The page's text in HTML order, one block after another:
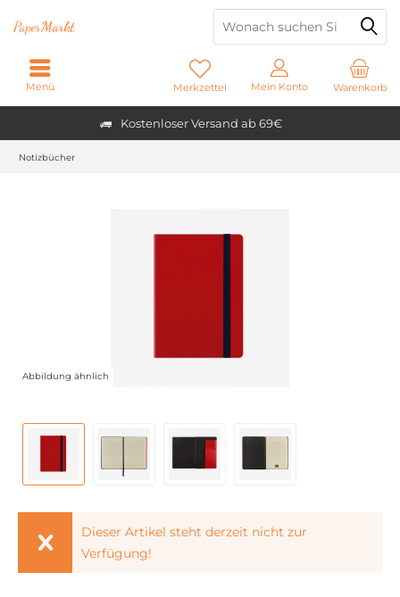
Kostenloser Versand ab 69€
PaperMarkt
Warenkorb
Merkzettel Mein Konto
Menü
Notizbücher
Abbildung ähnlich
Dieser Artikel steht derzeit nicht zur
Verfügung!